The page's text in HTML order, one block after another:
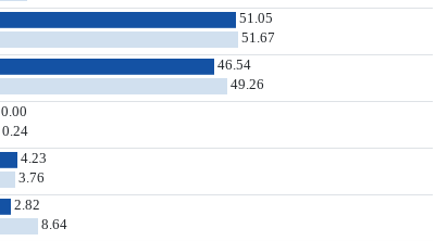
51.05
51.67
46.54
49.26
0.00
0.24
4.23
3.76
2.82
8.64